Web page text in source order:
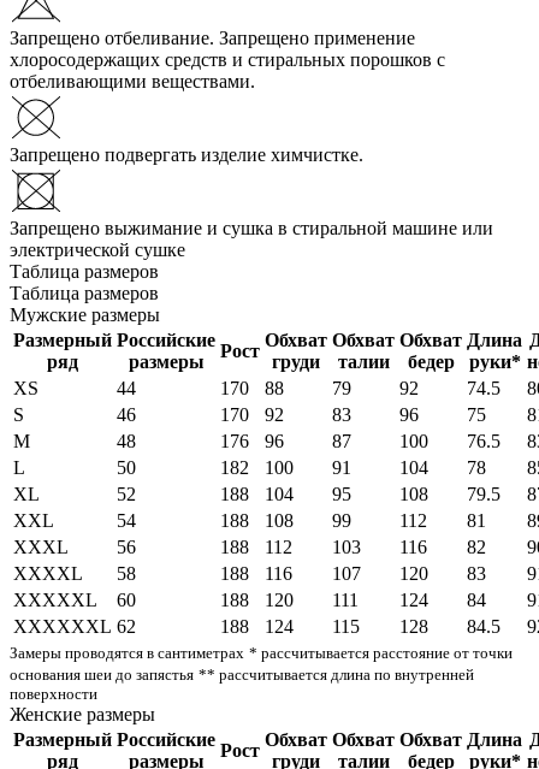
Запрещено отбеливание. Запрещено применение
хлоросодержащих средств и стиральных порошков с
отбеливающими веществами.
Запрещено подвергать изделие химчистке.
Запрещено выжимание и сушка в стиральной машине или
электрической сушке
Таблица размеров
Таблица размеров
Мужские размеры
Размерный
ряд
Российские
размеры
Рост
Обхват
груди
Обхват
талии
Обхват
бедер
Длина
руки*
XS
44 170 88 79 92 74.5
S
46 170 92 83 96 75
M
48 176 96 87 100 76.5
L
50 182 100 91 104 78
XL
52 188 104 95 108 79.5
XXL
54 188 108 99 112 81
XXXL
56 188 112 103 116 82
XXXXL
58 188 116 107 120 83
XXXXXL
60 188 120 111 124 84
XXXXXXL 62 188 124 115 128 84.5
Замеры проводятся в сантиметрах * рассчитывается расстояние от точки
основания шеи до запястья ** рассчитывается длина по внутренней
поверхности
Женские размеры
Размерный
ряд
Российские
размеры
Рост
Обхват
груди
Обхват
талии
Обхват
бедер
Длина
руки*